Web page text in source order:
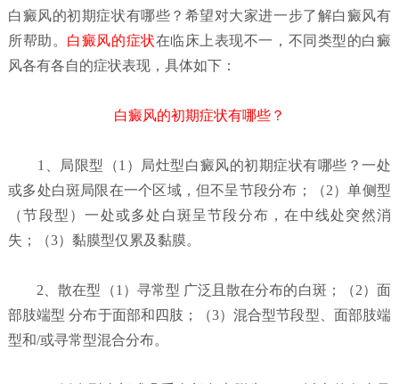
白癜风的初期症状有哪些？希望对大家进一步了解白癜风有
所帮助。 白癜风的症状在临床上表现不一，不同类型的白癜
风各有各自的症状表现，具体如下：
白癜风的初期症状有哪些？
1、局限型（1）局灶型白癜风的初期症状有哪些？一处
或多处白斑局限在一个区域，但不呈节段分布；（2）单侧型
（节段型）一处或多处白斑呈节段分布，在中线处突然消
失；（3）黏膜型仅累及黏膜。
2、散在型（1）寻常型 广泛且散在分布的白斑；（2）面
部肢端型 分布于面部和四肢；（3）混合型节段型、面部肢端
型和/或寻常型混合分布。